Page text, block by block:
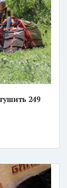
249